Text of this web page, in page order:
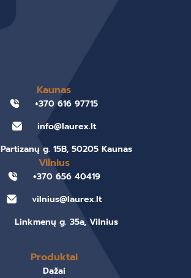
Kaunas
+370 616 97715
info@laurex.lt
Partizanų g. 15B, 50205 Kaunas
Vilnius
+370 656 40419
vilnius@laurex.lt
Linkmenų g. 35a, Vilnius
Produktai
Dažai